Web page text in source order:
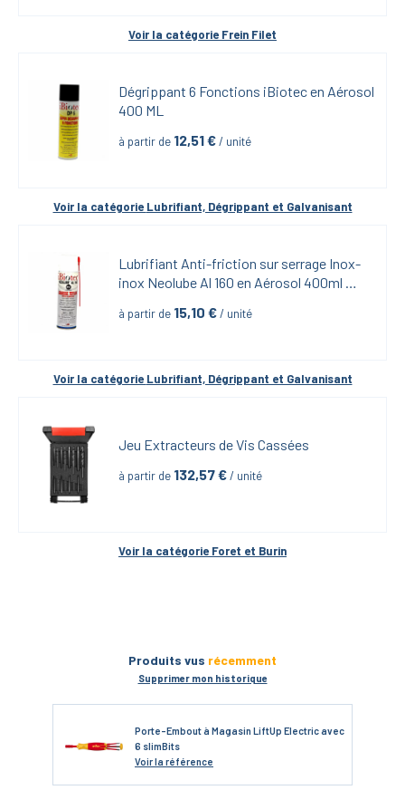
Voir la catégorie Frein Filet
Dégrippant 6 Fonctions iBiotec en Aérosol
400 ML
à partir de 12,51 € / unité
Voir la catégorie Lubrifiant, Dégrippant et Galvanisant
Lubrifiant Anti-friction sur serrage Inox-
inox Neolube Al 160 en Aérosol 400ml
à partir de 15,10 € / unité
Voir la catégorie Lubrifiant, Dégrippant et Galvanisant
Jeu Extracteurs de Vis Cassées
à partir de 132,57 € / unité
Voir la catégorie Foret et Burin
Produits vus récemment
Supprimer mon historique
Porte-Embout à Magasin LiftUp Electric avec
6 slimBits
Voirla référence